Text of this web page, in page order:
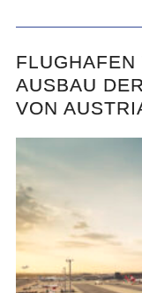
FLUGHAFEN
USBAU DER
ON